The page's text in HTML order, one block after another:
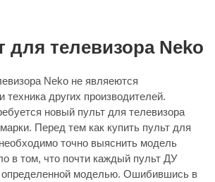
для телевизора Neko
Neko не являеются
техника других производителей.
новый пульт для телевизора
Перед тем как купить пульт для
точно выяснить модель
в том, что почти каждый пульт ДУ
определенной моделью. Ошибившись в